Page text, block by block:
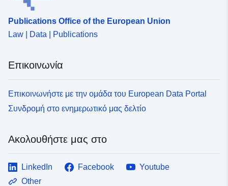
Publications Office of the European Union
Law | Data | Publications
Επικοινωνία
Επικοινωνήστε με την ομάδα του European Data Portal
Συνδρομή στο ενημερωτικό μας δελτίο
Ακολουθήστε μας στο
LinkedIn Facebook
Youtube
Other